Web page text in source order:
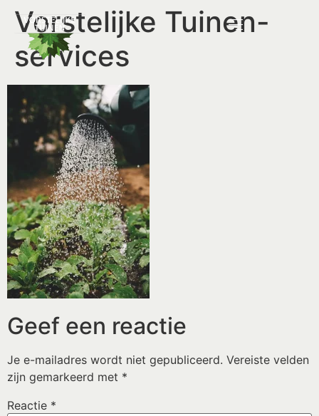
Vorstelijke Tuinen-
services
Geef een reactie
Je e-mailadres wordt niet gepubliceerd. Vereiste velden
zijn gemarkeerd met *
Reactie *